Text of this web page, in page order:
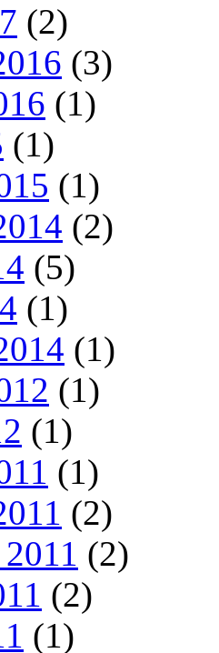
(2)
(3)
(1)
(1)
(1)
(2)
(5)
(1)
(1)
(1)
(1)
(1)
(2)
(2)
(2)
(1)